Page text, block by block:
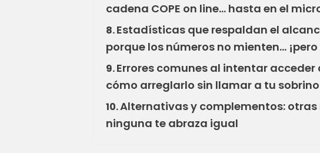
cadena COPE on line… hasta en el
8.Estadísticas que respaldan el
porque los números no mienten…
9.Errores comunes al intentar acceder
cómo arreglarlo sin llamar a tu
10.Alternativas y complementos:
ninguna te abraza igual